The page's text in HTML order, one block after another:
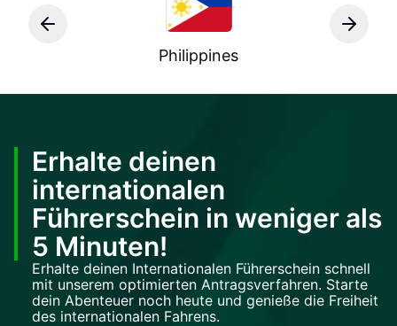
Philippines
Erhalte deinen
internationalen
Führerschein in weniger als
5 Minuten!
Erhalte deinen Internationalen Führerschein schnell
mit unserem optimierten Antragsverfahren. Starte
dein Abenteuer noch heute und genieße die Freiheit
des internationalen Fahrens.